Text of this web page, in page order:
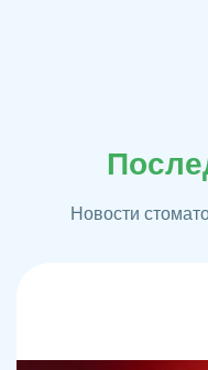
После
Новости